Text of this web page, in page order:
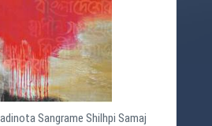
Sangrame Shilhpi Samaj